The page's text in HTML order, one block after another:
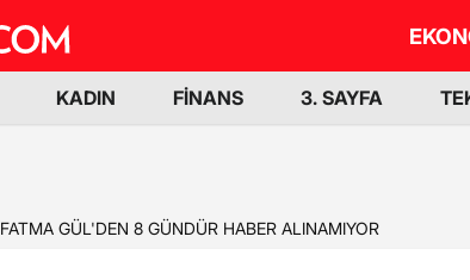
KADIN FİNANS 3. SAYFA
FATMA GÜL'DEN 8 GÜNDÜR HABER ALINAMIYOR